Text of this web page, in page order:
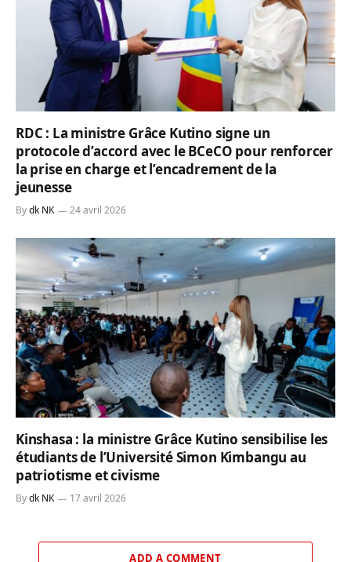
RDC : La ministre Grâce Kutino signe un
protocole d’accord avec le BCeCO pour renforcer
la prise en charge et l’encadrement de la
jeunesse
Bydk NK 24 avril 2026
Kinshasa : la ministre Grâce Kutino sensibilise les
étudiants de l’Université Simon Kimbangu au
patriotisme et civisme
Bydk NK 17 avril 2026
ADD A COMMENT